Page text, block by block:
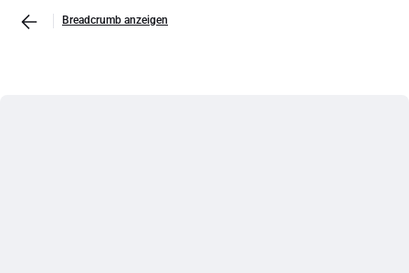
Breadcrumb anzeigen